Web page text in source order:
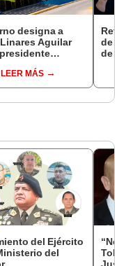
designa a
Aguilar
LEER MÁS
de
de
del Ejército
del
“No